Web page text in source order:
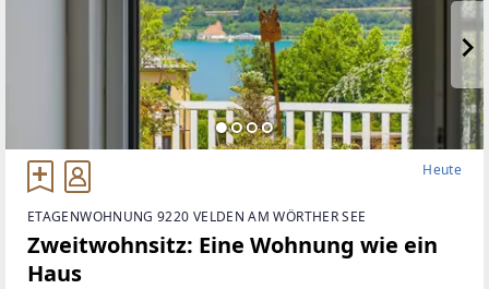
Heute
ETAGENWOHNUNG 9220 VELDEN AM WÖRTHER SEE
Zweitwohnsitz: Eine Wohnung wie ein
Haus